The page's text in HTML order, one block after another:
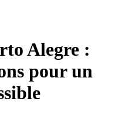
Alegre :
pour un